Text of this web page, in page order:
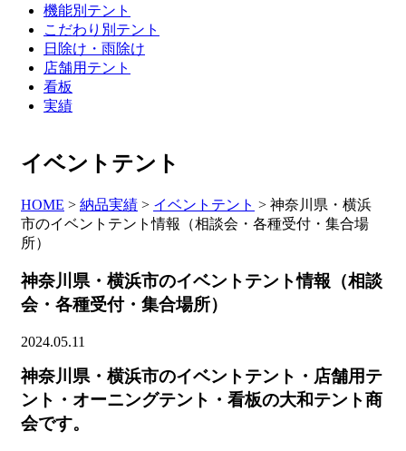
機能別テント
こだわり別テント
日除け・雨除け
店舗用テント
看板
実績
イベントテント
HOME > 納品実績 > イベントテント > 神奈川県・横浜
市のイベントテント情報（相談会・各種受付・集合場
所）
神奈川県・横浜市のイベントテント情報（相談
会・各種受付・集合場所）
2024.05.11
神奈川県・横浜市のイベントテント・店舗用テ
ント・オーニングテント・看板の大和テント商
会です。